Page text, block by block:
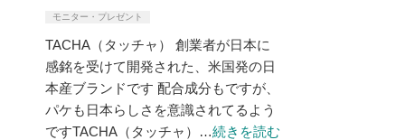
モニター・プレゼント
TACHA（タッチャ） 創業者が日本に
感銘を受けて開発された、米国発の日
本産ブランドです 配合成分もですが、
パケも日本らしさを意識されてるよう
ですTACHA（タッチャ）…続きを読む